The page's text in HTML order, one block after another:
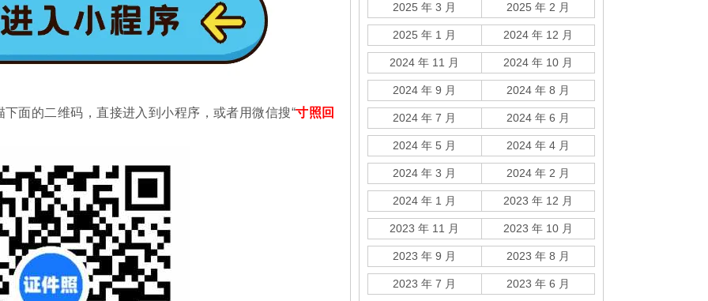
下面的二维码，直接进入到小程序，或者用微信搜“寸照回
2025 年 3 月 2025 年 2 月
2025 年 1 月 2024 年 12 月
2024 年 11 月 2024 年 10 月
2024 年 9 月 2024 年 8 月
2024 年 7 月 2024 年 6 月
2024 年 5 月 2024 年 4 月
2024 年 3 月 2024 年 2 月
2024 年 1 月 2023 年 12 月
2023 年 11 月 2023 年 10 月
2023 年 9 月 2023 年 8 月
2023 年 7 月 2023 年 6 月